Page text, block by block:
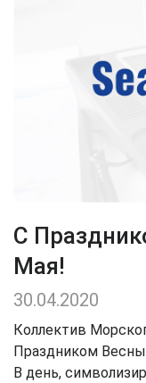
С
Мая!
30.04.2020
Коллектив
Праздником
В день,